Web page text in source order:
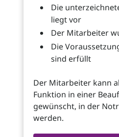
Die
liegt vor
Der Mitarbeiter
Die
sind erfüllt
Der Mitarbeiter kann
Funktion in einer
gewünscht, in der
werden.